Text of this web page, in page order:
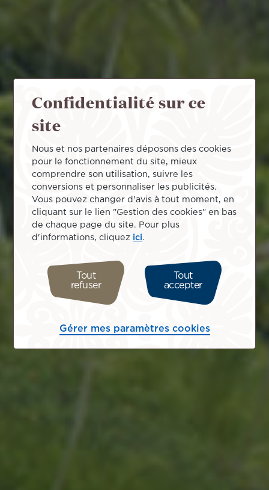
Confidentialité sur ce
site
Nous et nos partenaires déposons des cookies
pour le fonctionnement du site, mieux
comprendre son utilisation, suivre les
conversions et personnaliser les publicités.
Vous pouvez changer d'avis à tout moment, en
cliquant sur le lien "Gestion des cookies" en bas
de chaque page du site. Pour plus
d'informations, cliquez ici
Tout
refuser
Tout
accepter
Gérer mes paramètres cookies